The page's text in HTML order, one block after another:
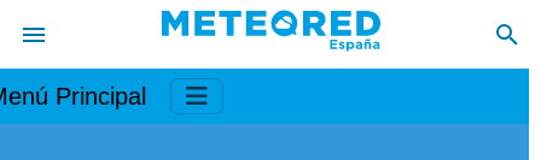
Principal